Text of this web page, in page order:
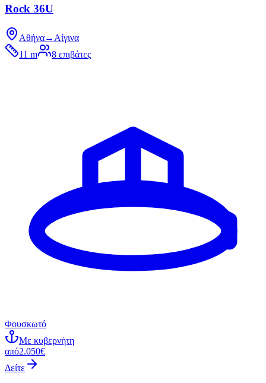
Rock 36U
Αθήνα→ Αίγινα
11 m
8 επιβάτες
Φουσκωτό
Με κυβερνήτη
από2.050€
Δείτε